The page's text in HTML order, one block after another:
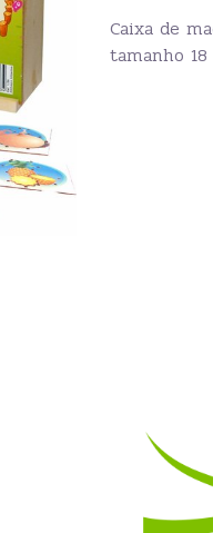
Caixa de
tamanho